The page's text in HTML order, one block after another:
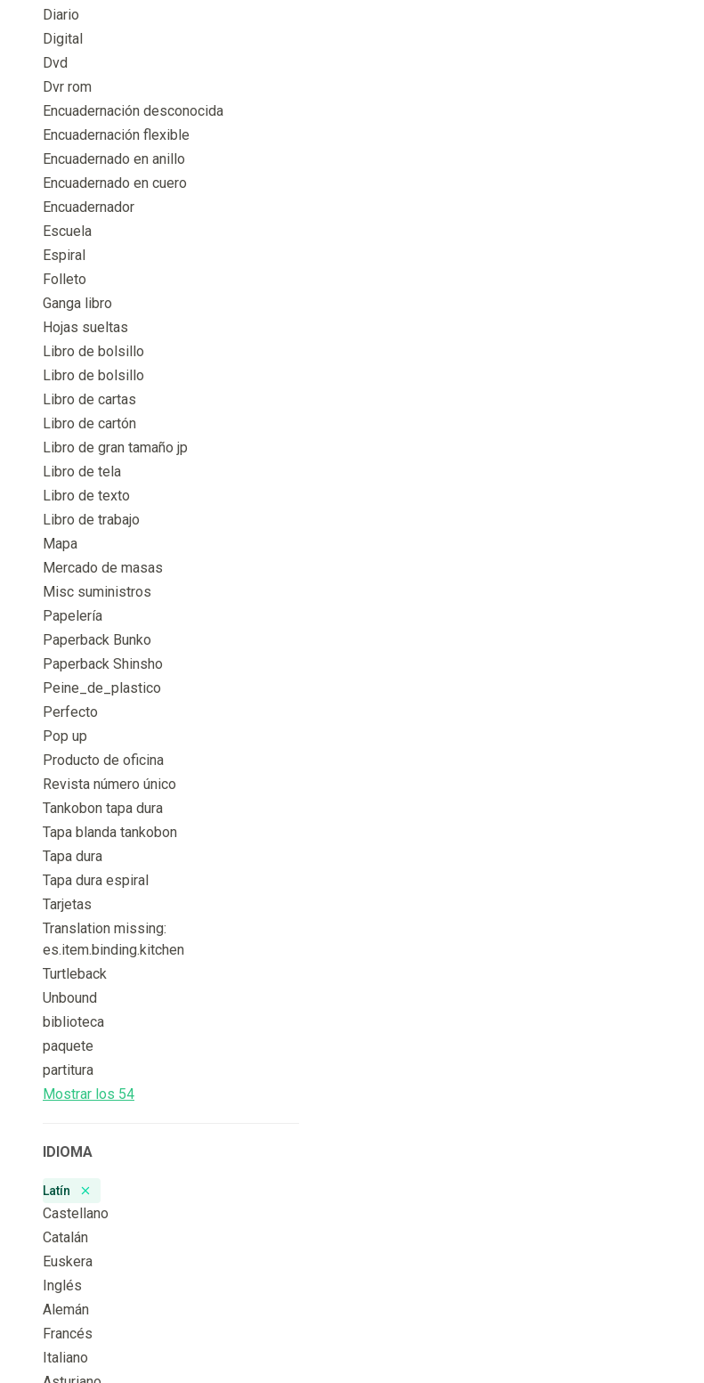
Diario
Digital
Dvd
Dvr rom
Encuadernación desconocida
Encuadernación flexible
Encuadernado en anillo
Encuadernado en cuero
Encuadernador
Escuela
Espiral
Folleto
Ganga libro
Hojas sueltas
Libro de bolsillo
Libro de bolsillo
Libro de cartas
Libro de cartón
Libro de gran tamaño jp
Libro de tela
Libro de texto
Libro de trabajo
Mapa
Mercado de masas
Misc suministros
Papelería
Paperback Bunko
Paperback Shinsho
Peine_de_plastico
Perfecto
Pop up
Producto de oficina
Revista número único
Tankobon tapa dura
Tapa blanda tankobon
Tapa dura
Tapa dura espiral
Tarjetas
Translation missing:
es.item.binding.kitchen
Turtleback
Unbound
biblioteca
paquete
partitura
Mostrar los 54
IDIOMA
Latín
Remove badge
Castellano
Catalán
Euskera
Inglés
Alemán
Francés
Italiano